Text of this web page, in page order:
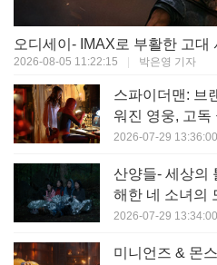
2026-08-05 11:22:15 박은영 기자
스파이더맨: 브
워진 영웅, 고독
르다 (오락성 8
2026-07-29 13:36:00
산양들- 세상의
해한 네 소녀의
2026-07-29 13:34:00
미니언즈 & 몬